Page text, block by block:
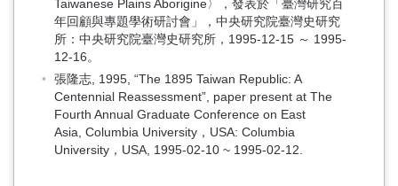
Taiwanese Plains Aborigine〉，發表於「臺灣研究百
年回顧與專題學術研討會」，中央研究院臺灣史研究
所：中央研究院臺灣史研究所，1995-12-15 ～ 1995-
12-16。
張隆志, 1995, “The 1895 Taiwan Republic: A
Centennial Reassessment”, paper present at The
Fourth Annual Graduate Conference on East
Asia, Columbia University，USA: Columbia
University，USA, 1995-02-10 ~ 1995-02-12.